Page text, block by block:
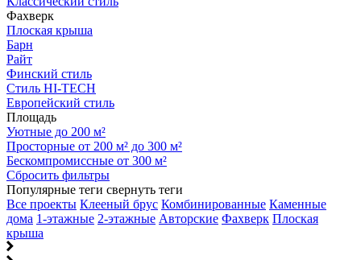
Фахверк
Плоская крыша
Барн
Райт
Финский стиль
Стиль HI-TECH
Европейский стиль
Площадь
Уютные до 200 м²
Просторные от 200 м² до 300 м²
Бескомпромиссные от 300 м²
Сбросить фильтры
Популярные теги свернуть теги
Все проекты Клееный брус Комбинированные Каменные
дома 1-этажные 2-этажные Авторские Фахверк Плоская
крыша